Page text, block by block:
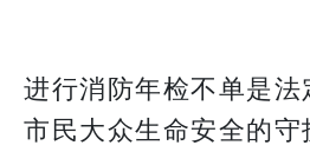
进行消防年检不单是
市民大众生命安全的